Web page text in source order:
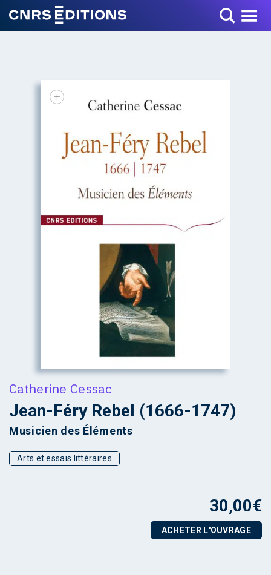
Toggle Menu
+
Catherine Cessac
Jean-Féry Rebel (1666-1747)
Musicien des Éléments
Arts et essais littéraires
30,00€
ACHETER L'OUVRAGE